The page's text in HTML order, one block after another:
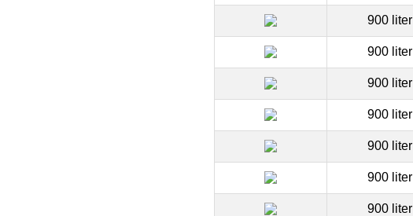
900 liter
900 liter
900 liter
900 liter
900 liter
900 liter
900 liter